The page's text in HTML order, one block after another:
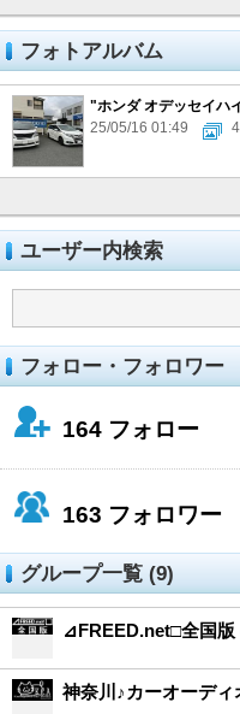
フォトアルバム
"ホンダ オデッセイハ
25/05/16 01:49
ユーザー内検索
フォロー・フォロワー
164 フォロー
163 フォロワー
グループ一覧 (9)
⊿FREED.net□全国版
神奈川♪カーオーディ